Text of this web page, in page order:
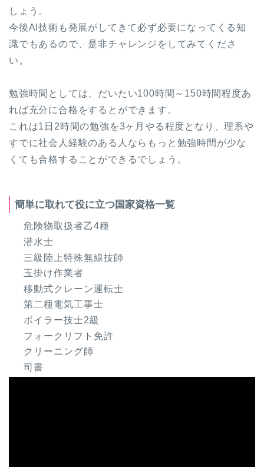
しょう。
今後AI技術も発展がしてきて必ず必要になってくる知
識でもあるので、是非チャレンジをしてみてくださ
い。
勉強時間としては、だいたい100時間～150時間程度あ
れば充分に合格をするとができます。
これは1日2時間の勉強を3ヶ月やる程度となり、理系や
すでに社会人経験のある人ならもっと勉強時間が少な
くても合格することができるでしょう。
簡単に取れて役に立つ国家資格一覧
危険物取扱者乙4種
潜水士
三級陸上特殊無線技師
玉掛け作業者
移動式クレーン運転士
第二種電気工事士
ボイラー技士2級
フォークリフト免許
クリーニング師
司書